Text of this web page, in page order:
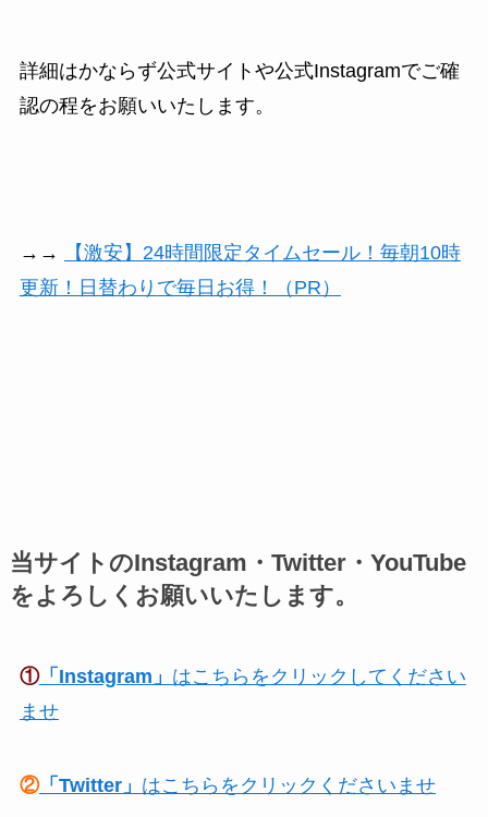
詳細はかならず公式サイトや公式Instagramでご確
認の程をお願いいたします。
→→
【激安】24時間限定タイムセール！毎朝10時
更新！日替わりで毎日お得！（PR）
当サイトのInstagram・Twitter・YouTube
をよろしくお願いいたします。
①「Instagram」 はこちらをクリックしてください
ませ
②「Twitter」 はこちらをクリックくださいませ